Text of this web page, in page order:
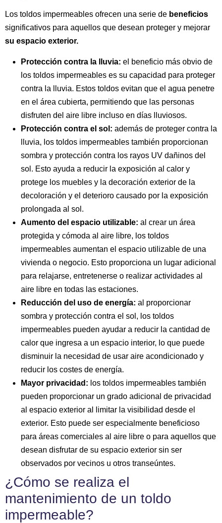
Los toldos impermeables ofrecen una serie de beneficios
significativos para aquellos que desean proteger y mejorar
su espacio exterior.
Protección contra la lluvia: el beneficio más obvio de
los toldos impermeables es su capacidad para proteger
contra la lluvia. Estos toldos evitan que el agua penetre
en el área cubierta, permitiendo que las personas
disfruten del aire libre incluso en días lluviosos.
Protección contra el sol: además de proteger contra la
lluvia, los toldos impermeables también proporcionan
sombra y protección contra los rayos UV dañinos del
sol. Esto ayuda a reducir la exposición al calor y
protege los muebles y la decoración exterior de la
decoloración y el deterioro causado por la exposición
prolongada al sol.
Aumento del espacio utilizable: al crear un área
protegida y cómoda al aire libre, los toldos
impermeables aumentan el espacio utilizable de una
vivienda o negocio. Esto proporciona un lugar adicional
para relajarse, entretenerse o realizar actividades al
aire libre en todas las estaciones.
Reducción del uso de energía: al proporcionar
sombra y protección contra el sol, los toldos
impermeables pueden ayudar a reducir la cantidad de
calor que ingresa a un espacio interior, lo que puede
disminuir la necesidad de usar aire acondicionado y
reducir los costes de energía.
Mayor privacidad: los toldos impermeables también
pueden proporcionar un grado adicional de privacidad
al espacio exterior al limitar la visibilidad desde el
exterior. Esto puede ser especialmente beneficioso
para áreas comerciales al aire libre o para aquellos que
desean disfrutar de su espacio exterior sin ser
observados por vecinos u otros transeúntes.
¿Cómo se realiza el
mantenimiento de un toldo
impermeable?